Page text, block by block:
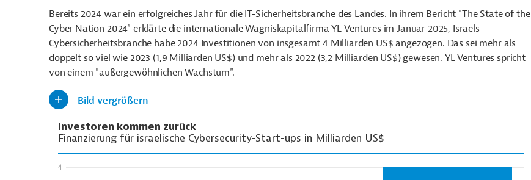
Bereits 2024 war ein erfolgreiches Jahr für die IT-Sicherheitsbranche des Landes. In ihrem Bericht "The State of the
Cyber Nation 2024" erklärte die internationale Wagniskapitalfirma YL Ventures im Januar 2025, Israels
Cybersicherheitsbranche habe 2024 Investitionen von insgesamt 4 Milliarden US$ angezogen. Das sei mehr als
doppelt so viel wie 2023 (1,9 Milliarden US$) und mehr als 2022 (3,2 Milliarden US$) gewesen. YL Ventures spricht
von einem "außergewöhnlichen Wachstum".
Bild vergrößern